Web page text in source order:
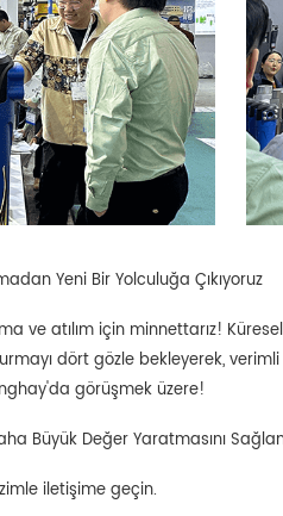
Yeni Bir Yolculuğa Çıkıyoruz
ve atılım için minnettarız!
dört gözle bekleyerek,
görüşmek üzere!
Büyük Değer Yaratmasını
iletişime geçin.